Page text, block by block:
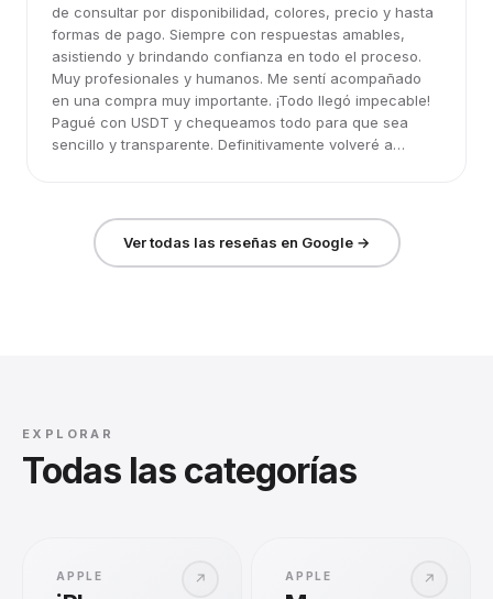
de consultar por disponibilidad, colores, precio y hasta
formas de pago. Siempre con respuestas amables,
asistiendo y brindando confianza en todo el proceso.
Muy profesionales y humanos. Me sentí acompañado
en una compra muy importante. ¡Todo llegó impecable!
Pagué con USDT y chequeamos todo para que sea
sencillo y transparente. Definitivamente volveré a
Ver todas las reseñas en Google →
EXPLORAR
Todas las categorías
↗
APPLE ↗
APPLE